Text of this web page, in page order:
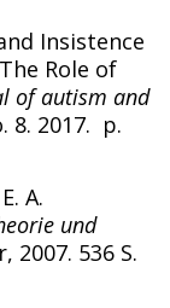
Insistence
Role of
of autism and
8. 2017. p.
A.
und
2007. 536 S.